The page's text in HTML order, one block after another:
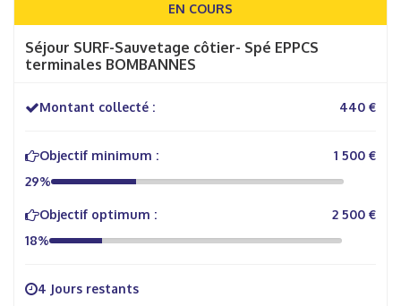
EN COURS
Séjour SURF-Sauvetage côtier- Spé EPPCS
terminales BOMBANNES
Montant collecté : 440 €
Objectif minimum :
1 500 €
29%
Objectif optimum :
2 500 €
18%
4 Jours restants